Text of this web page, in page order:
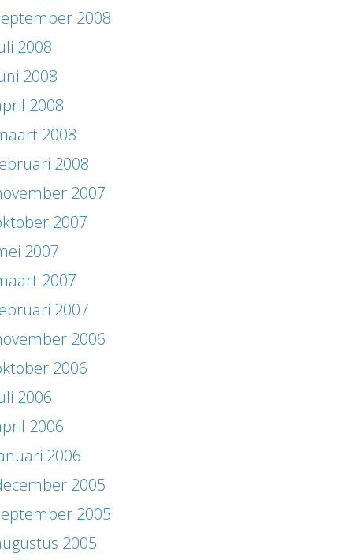
2008
2008
2008
2008
2008
2008
2007
2007
2007
2007
2007
2006
2006
2006
2006
2006
2005
2005
2005